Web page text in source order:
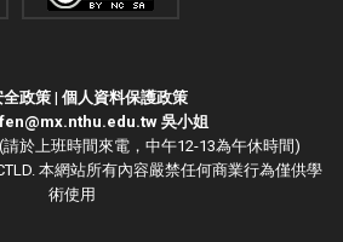
全政策| 個人資料保護政策
吳小姐
於上班時間來電，中午12-13為午休時間)
本網站所有內容嚴禁任何商業行為僅供學
術使用